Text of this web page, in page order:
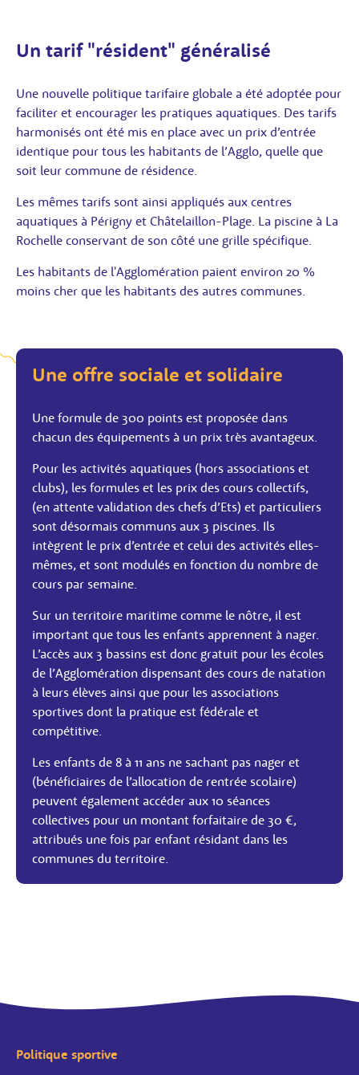
Un tarif "résident" généralisé
Une nouvelle politique tarifaire globale a été adoptée pour
faciliter et encourager les pratiques aquatiques. Des tarifs
harmonisés ont été mis en place avec un prix d’entrée
identique pour tous les habitants de l’Agglo, quelle que
soit leur commune de résidence.
Les mêmes tarifs sont ainsi appliqués aux centres
aquatiques à Périgny et Châtelaillon-Plage. La piscine à La
Rochelle conservant de son côté une grille spécifique.
Les habitants de l'Agglomération paient environ 20 %
moins cher que les habitants des autres communes.
Une offre sociale et solidaire
Une formule de 300 points est proposée dans
chacun des équipements à un prix très avantageux.
Pour les activités aquatiques (hors associations et
clubs), les formules et les prix des cours collectifs,
(en attente validation des chefs d’Ets) et particuliers
sont désormais communs aux 3 piscines. Ils
intègrent le prix d’entrée et celui des activités elles-
mêmes, et sont modulés en fonction du nombre de
cours par semaine.
Sur un territoire maritime comme le nôtre, il est
important que tous les enfants apprennent à nager.
L’accès aux 3 bassins est donc gratuit pour les écoles
de l’Agglomération dispensant des cours de natation
à leurs élèves ainsi que pour les associations
sportives dont la pratique est fédérale et
compétitive.
Les enfants de 8 à 11 ans ne sachant pas nager et
(bénéficiaires de l’allocation de rentrée scolaire)
peuvent également accéder aux 10 séances
collectives pour un montant forfaitaire de 30 €,
attribués une fois par enfant résidant dans les
communes du territoire.
Politique sportive